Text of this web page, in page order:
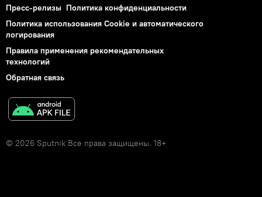
Пресс-релизы Политика конфиденциальности
Политика использования Cookie и автоматического
логирования
Правила применения рекомендательных
технологий
Обратная связь
© 2026 Sputnik Все права защищены. 18+